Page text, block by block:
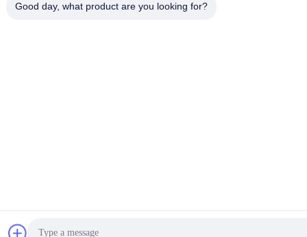
Good day, what product are you looking for?